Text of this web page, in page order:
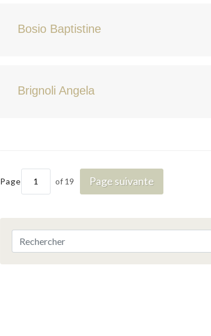
Bosio Baptistine
Brignoli Angela
Page of 19 Page suivante